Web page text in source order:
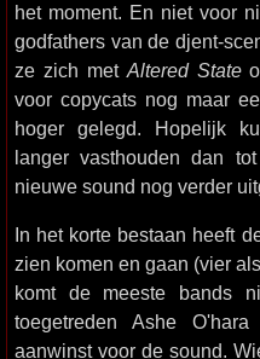
het moment. En niet voor
godfathers van de djent-
ze zich met Altered State
voor copycats nog maar
hoger gelegd. Hopelijk
langer vasthouden dan
nieuwe sound nog verder
In het korte bestaan heeft
zien komen en gaan (vier
komt de meeste bands
toegetreden Ashe
aanwinst voor de sound.